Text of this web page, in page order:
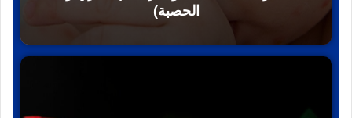
الحصبة)